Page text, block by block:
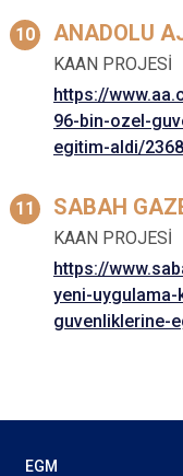
ANADOLU
KAAN PROJESİ
https://
96-bin-ozel-
egitim-aldi/
SABAH
KAAN PROJESİ
https://
yeni-
guvenliklerine-
EGM